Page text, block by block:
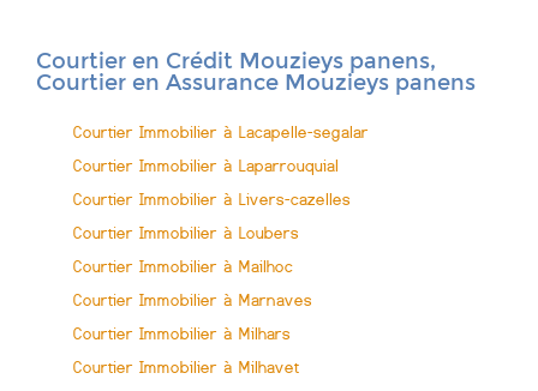
Courtier en Crédit Mouzieys panens,
Courtier en Assurance Mouzieys panens
Courtier Immobilier à Lacapelle-segalar
Courtier Immobilier à Laparrouquial
Courtier Immobilier à Livers-cazelles
Courtier Immobilier à Loubers
Courtier Immobilier à Mailhoc
Courtier Immobilier à Marnaves
Courtier Immobilier à Milhars
Courtier Immobilier à Milhavet